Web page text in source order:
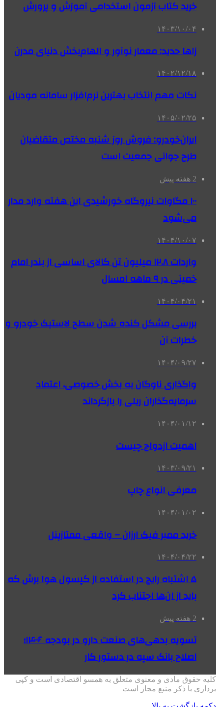
خرید کتاب آزمون استخدامی آموزش و پرورش
۱۴۰۳/۱۰/۰۴
زاها حدید: معمار نوآور و الهام‌بخش دنیای مدرن
۱۴۰۲/۱۲/۱۸
نکات مهم انتخاب بهترین نرم‌افزار سامانه مودیان
۱۴۰۵/۰۲/۲۵
ایران‌خودرو: فروش روز شنبه مختص متقاضیان
طرح جوانی جمعیت است
2 هفته پیش
۱۰۰ مگاوات نیروگاه‌ خورشیدی این هفته وارد مدار
می‌شود
۱۴۰۴/۱۰/۰۷
واردات ۱۲.۸ میلیون تن کالای اساسی از بندر امام
خمینی در ۹ ماهه امسال
۱۴۰۴/۰۴/۲۱
بررسی مشکل کنده شدن سطح لاستیک خودرو و
خطرات آن
۱۴۰۴/۰۹/۲۷
واگذاری‌ ناوگان به بخش خصوصی، اعتماد
سرمایه‌گذاران ریلی را بازگرداند
۱۴۰۴/۰۱/۱۲
اهمیت ازدواج چیست
۱۴۰۳/۰۹/۲۱
معرفی انواع چاپ
۱۴۰۴/۰۱/۰۲
خرید ممبر فیک ارزان – واقعی ممتازپنل
۱۴۰۴/۰۴/۲۲
۵ اشتباه رایج در استفاده از کپسول هوا برش که
باید از ان‌ها اجتناب کرد
2 هفته پیش
تسویه بدهی‌های صنعت دارو در بودجه ۱۴۰۶؛
اصلاح بانک سپه در دستور کار
کلیه حقوق مادی و معنوی متعلق به همسو اقتصادی است و کپی
برداری با ذکر منبع مجاز است